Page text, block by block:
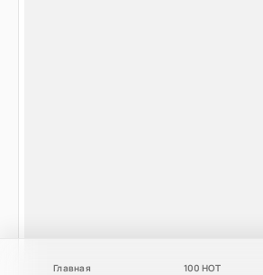
Главная 100 НОТ